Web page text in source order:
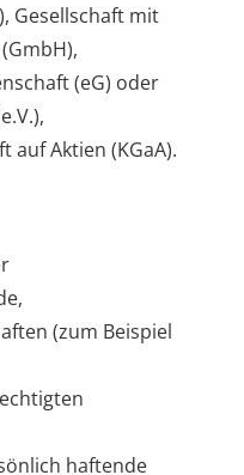
Gesellschaft mit
(eG) oder
auf Aktien (KGaA).
(zum Beispiel
haftende